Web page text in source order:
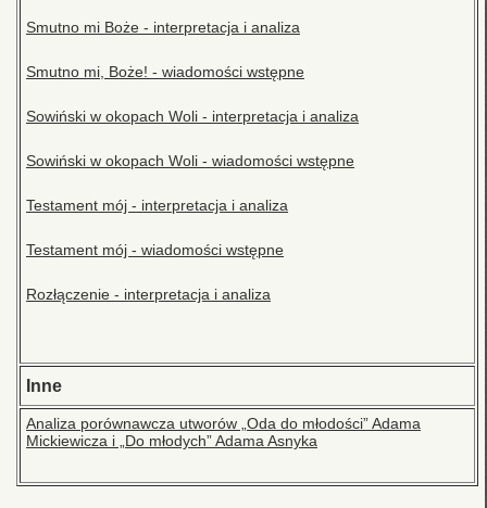
Smutno mi Boże - interpretacja i analiza
Smutno mi, Boże! - wiadomości wstępne
Sowiński w okopach Woli - interpretacja i analiza
Sowiński w okopach Woli - wiadomości wstępne
Testament mój - interpretacja i analiza
Testament mój - wiadomości wstępne
Rozłączenie - interpretacja i analiza
Inne
Analiza porównawcza utworów „Oda do młodości” Adama
Mickiewicza i „Do młodych” Adama Asnyka